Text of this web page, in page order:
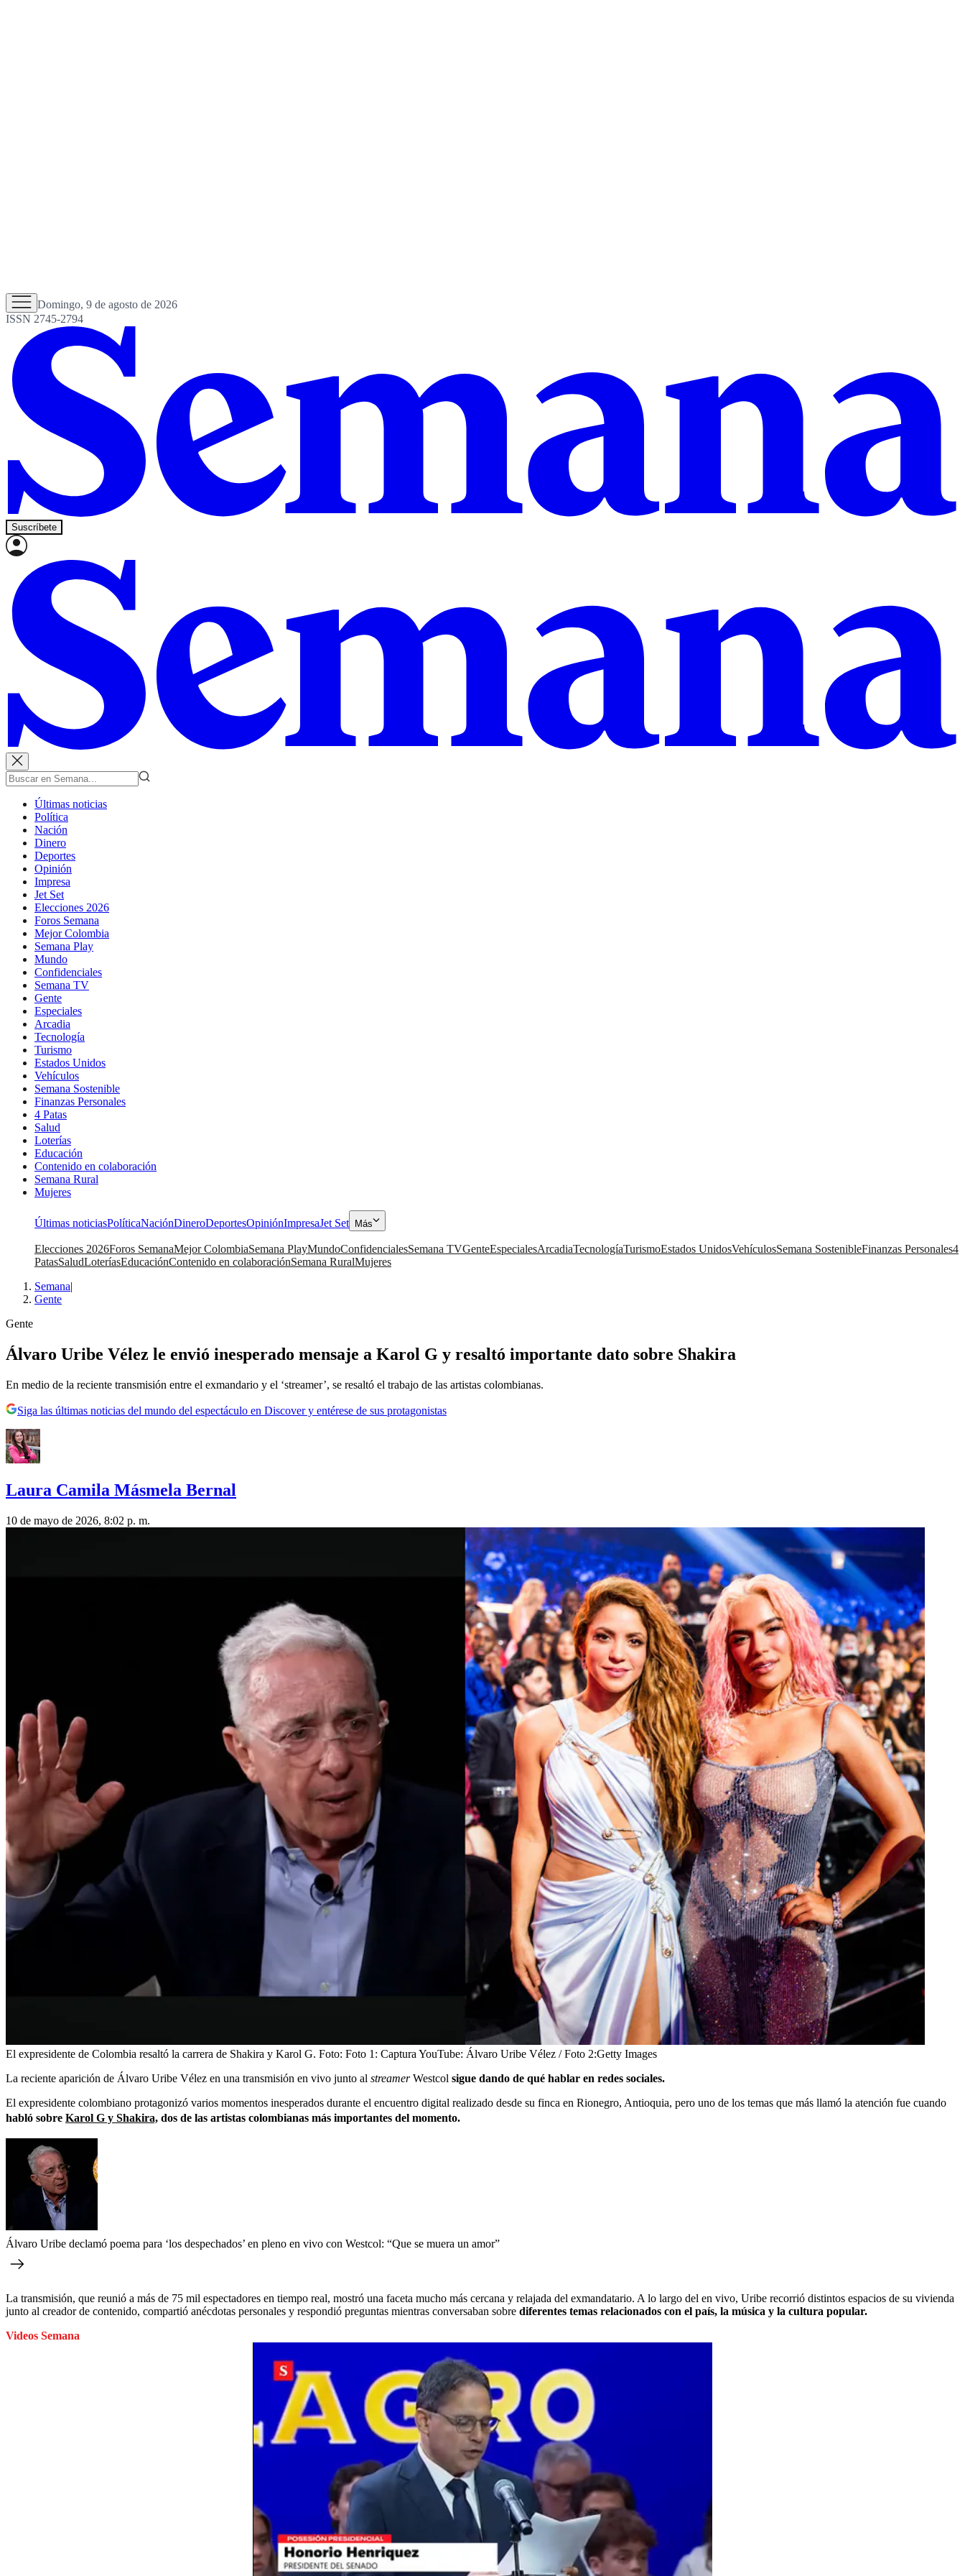
Domingo, 9 de agosto de 2026
ISSN 2745-2794
Suscríbete
Últimas noticias
Política
Nación
Dinero
Deportes
Opinión
Impresa
Jet Set
Elecciones 2026
Foros Semana
Mejor Colombia
Semana Play
Mundo
Confidenciales
Semana TV
Gente
Especiales
Arcadia
Tecnología
Turismo
Estados Unidos
Vehículos
Semana Sostenible
Finanzas Personales
4 Patas
Salud
Loterías
Educación
Contenido en colaboración
Semana Rural
Mujeres
Últimas noticiasPolíticaNaciónDineroDeportesOpiniónImpresaJet Set Más
Elecciones 2026Foros SemanaMejor ColombiaSemana PlayMundoConfidencialesSemana TVGenteEspecialesArcadiaTecnologíaTurismoEstados UnidosVehículosSemana SostenibleFinanzas Personales4
PatasSaludLoteríasEducaciónContenido en colaboraciónSemana RuralMujeres
Semana|
Gente
Gente
Álvaro Uribe Vélez le envió inesperado mensaje a Karol G y resaltó importante dato sobre Shakira
En medio de la reciente transmisión entre el exmandario y el ‘streamer’, se resaltó el trabajo de las artistas colombianas.
Siga las últimas noticias del mundo del espectáculo en Discover y entérese de sus protagonistas
Laura Camila Másmela Bernal
10 de mayo de 2026, 8:02 p. m.
El expresidente de Colombia resaltó la carrera de Shakira y Karol G. Foto: Foto 1: Captura YouTube: Álvaro Uribe Vélez / Foto 2:Getty Images
La reciente aparición de Álvaro Uribe Vélez en una transmisión en vivo junto al streamerWestcol sigue dando de qué hablar en redes sociales.
El expresidente colombiano protagonizó varios momentos inesperados durante el encuentro digital realizado desde su finca en Rionegro, Antioquia, pero uno de los temas que más llamó la atención fue cuando
habló sobre Karol G y Shakira, dos de las artistas colombianas más importantes del momento.
Álvaro Uribe declamó poema para ‘los despechados’ en pleno en vivo con Westcol: “Que se muera un amor”
La transmisión, que reunió a más de 75 mil espectadores en tiempo real, mostró una faceta mucho más cercana y relajada del exmandatario. A lo largo del en vivo, Uribe recorrió distintos espacios de su vivienda
junto al creador de contenido, compartió anécdotas personales y respondió preguntas mientras conversaban sobre diferentes temas relacionados con el país, la música y la cultura popular.
Videos Semana